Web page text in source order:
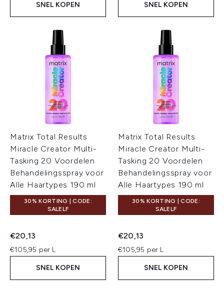
SNEL KOPEN SNEL KOPEN
Matrix Total Results
Miracle Creator Multi-
Tasking 20 Voordelen
Behandelingsspray voor
Alle Haartypes 190 ml
30% KORTING | CODE:
SALELF
€20,13
€105,95 per L
SNEL KOPEN
Matrix Total Results
Miracle Creator Multi-
Tasking 20 Voordelen
Behandelingsspray voor
Alle Haartypes 190 ml
30% KORTING | CODE:
SALELF
€20,13
€105,95 per L
SNEL KOPEN